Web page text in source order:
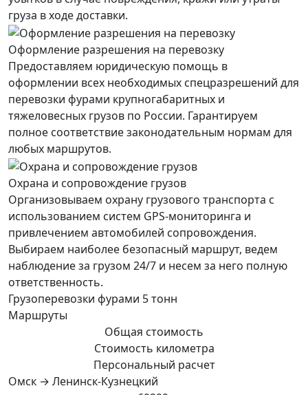
груза в ходе доставки.
Оформление разрешения на перевозку
Предоставляем юридическую помощь в
оформлении всех необходимых спецразрешений для
перевозки фурами крупногабаритных и
тяжеловесных грузов по России. Гарантируем
полное соответствие законодательным нормам для
любых маршрутов.
Охрана и сопровождение грузов
Организовываем охрану грузового транспорта с
использованием систем GPS-мониторинга и
привлечением автомобилей сопровождения.
Выбираем наиболее безопасный маршрут, ведем
наблюдение за грузом 24/7 и несем за него полную
ответственность.
Грузоперевозки фурами 5 тонн
Маршруты
Общая стоимость
Стоимость километра
Персональный расчет
Омск → Ленинск-Кузнецкий